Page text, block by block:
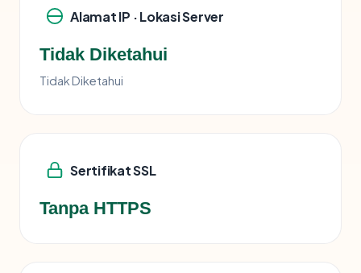
Alamat IP · Lokasi Server
Tidak Diketahui
Tidak Diketahui
Sertifikat SSL
Tanpa HTTPS